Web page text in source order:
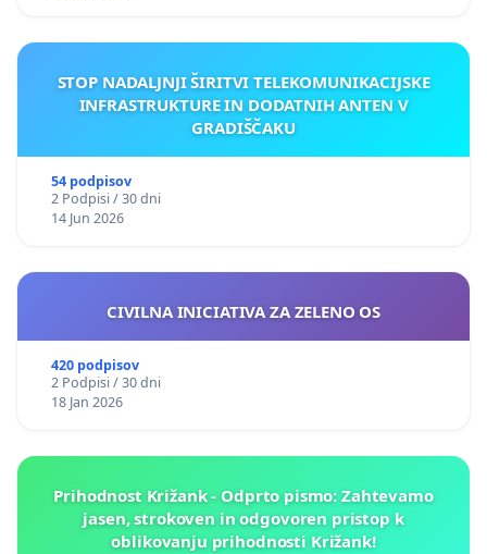
STOP NADALJNJI ŠIRITVI TELEKOMUNIKACIJSKE
INFRASTRUKTURE IN DODATNIH ANTEN V
GRADIŠČAKU
54 podpisov
2 Podpisi / 30 dni
14 Jun 2026
CIVILNA INICIATIVA ZA ZELENO OS
420 podpisov
2 Podpisi / 30 dni
18 Jan 2026
Prihodnost Križank - Odprto pismo: Zahtevamo
jasen, strokoven in odgovoren pristop k
oblikovanju prihodnosti Križank!